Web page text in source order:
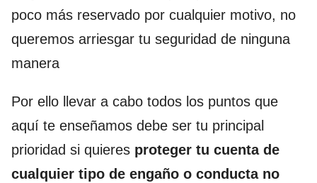
poco más reservado por cualquier motivo, no
queremos arriesgar tu seguridad de ninguna
manera
Por ello llevar a cabo todos los puntos que
aquí te enseñamos debe ser tu principal
prioridad si quieres proteger tu cuenta de
cualquier tipo de engaño o conducta no